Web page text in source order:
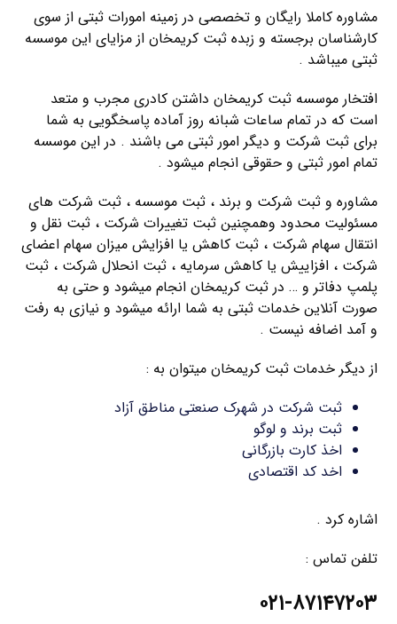
مشاوره کاملا رایگان و تخصصی در زمینه امورات ثبتی از سوی
کارشناسان برجسته و زبده ثبت کریمخان از مزایای این موسسه
ثبتی میباشد .
افتخار موسسه ثبت کریمخان داشتن کادری مجرب و متعد
است که در تمام ساعات شبانه روز آماده پاسخگویی به شما
برای ثبت شرکت و دیگر امور ثبتی می باشند . در این موسسه
تمام امور ثبتی و حقوقی انجام میشود .
مشاوره و ثبت شرکت و برند ، ثبت موسسه ، ثبت شرکت های
مسئولیت محدود وهمچنین ثبت تغییرات شرکت ، ثبت نقل و
انتقال سهام شرکت ، ثبت کاهش یا افزایش میزان سهام اعضای
شرکت ، افزاییش یا کاهش سرمایه ، ثبت انحلال شرکت ، ثبت
پلمپ دفاتر و … در ثبت کریمخان انجام میشود و حتی به
صورت آنلاین خدمات ثبتی به شما ارائه میشود و نیازی به رفت
و آمد اضافه نیست .
از دیگر خدمات ثبت کریمخان میتوان به :
ثبت شرکت در شهرک صنعتی مناطق آزاد
ثبت برند و لوگو
اخذ کارت بازرگانی
اخد کد اقتصادی
اشاره کرد .
تلفن تماس :
۰۲۱-۸۷۱۴۷۲۰۳